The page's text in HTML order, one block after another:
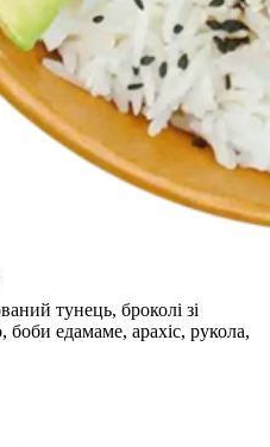
тунець, броколі зі
боби едамаме, арахіс, рукола,